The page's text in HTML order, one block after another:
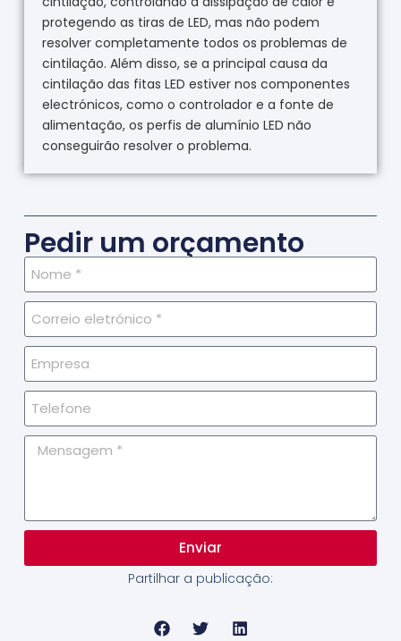
protegendo as tiras de LED, mas não podem
resolver completamente todos os problemas de
cintilação. Além disso, se a principal causa da
cintilação das fitas LED estiver nos componentes
electrónicos, como o controlador e a fonte de
alimentação, os perfis de alumínio LED não
conseguirão resolver o problema.
Pedir um orçamento
Enviar
Partilhar a publicação: